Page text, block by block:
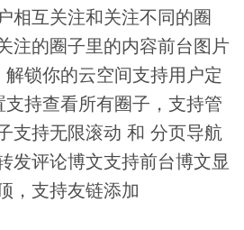
相互关注和关注不同的圈
注的圈子里的内容前台图片
锁你的云空间支持用户定
持查看所有圈子，支持管
支持无限滚动 和 分页导航
发评论博文支持前台博文显
，支持友链添加